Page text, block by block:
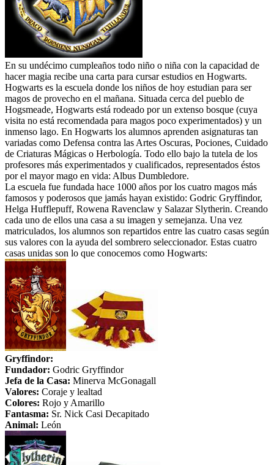
En su undécimo cumpleaños todo niño o niña con la capacidad de
hacer magia recibe una carta para cursar estudios en Hogwarts.
Hogwarts es la escuela donde los niños de hoy estudian para ser
magos de provecho en el mañana. Situada cerca del pueblo de
Hogsmeade, Hogwarts está rodeado por un extenso bosque (cuya
visita no está recomendada para magos poco experimentados) y un
inmenso lago. En Hogwarts los alumnos aprenden asignaturas tan
variadas como Defensa contra las Artes Oscuras, Pociones, Cuidado
de Criaturas Mágicas o Herbología. Todo ello bajo la tutela de los
profesores más experimentados y cualificados, representados éstos
por el mayor mago en vida: Albus Dumbledore.
La escuela fue fundada hace 1000 años por los cuatro magos más
famosos y poderosos que jamás hayan existido: Godric Gryffindor,
Helga Hufflepuff, Rowena Ravenclaw y Salazar Slytherin. Creando
cada uno de ellos una casa a su imagen y semejanza. Una vez
matriculados, los alumnos son repartidos entre las cuatro casas según
sus valores con la ayuda del sombrero seleccionador. Estas cuatro
casas unidas son lo que conocemos como Hogwarts:
Gryffindor:
Fundador: Godric Gryffindor
Jefa de la Casa: Minerva McGonagall
Valores: Coraje y lealtad
Colores: Rojo y Amarillo
Fantasma: Sr. Nick Casi Decapitado
Animal: León